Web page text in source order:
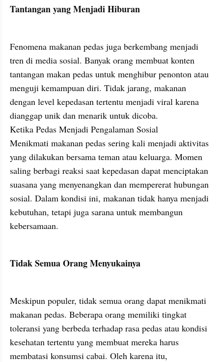
Tantangan yang Menjadi Hiburan
Fenomena makanan pedas juga berkembang menjadi
tren di media sosial. Banyak orang membuat konten
tantangan makan pedas untuk menghibur penonton atau
menguji kemampuan diri. Tidak jarang, makanan
dengan level kepedasan tertentu menjadi viral karena
dianggap unik dan menarik untuk dicoba.
Ketika Pedas Menjadi Pengalaman Sosial
Menikmati makanan pedas sering kali menjadi aktivitas
yang dilakukan bersama teman atau keluarga. Momen
saling berbagi reaksi saat kepedasan dapat menciptakan
suasana yang menyenangkan dan mempererat hubungan
sosial. Dalam kondisi ini, makanan tidak hanya menjadi
kebutuhan, tetapi juga sarana untuk membangun
kebersamaan.
Tidak Semua Orang Menyukainya
Meskipun populer, tidak semua orang dapat menikmati
makanan pedas. Beberapa orang memiliki tingkat
toleransi yang berbeda terhadap rasa pedas atau kondisi
kesehatan tertentu yang membuat mereka harus
membatasi konsumsi cabai. Oleh karena itu,